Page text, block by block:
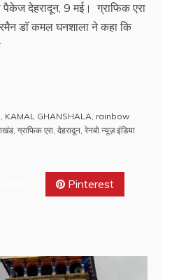
देहरादून, 9 मई। ग्राफिक एरा
डॉ कमल घनशाला ने कहा कि
, KAMAL GHANSHALA, rainbow
, ग्राफिक एरा, देहरादून, रेनबो न्यूज़ इंडिया
Pinterest